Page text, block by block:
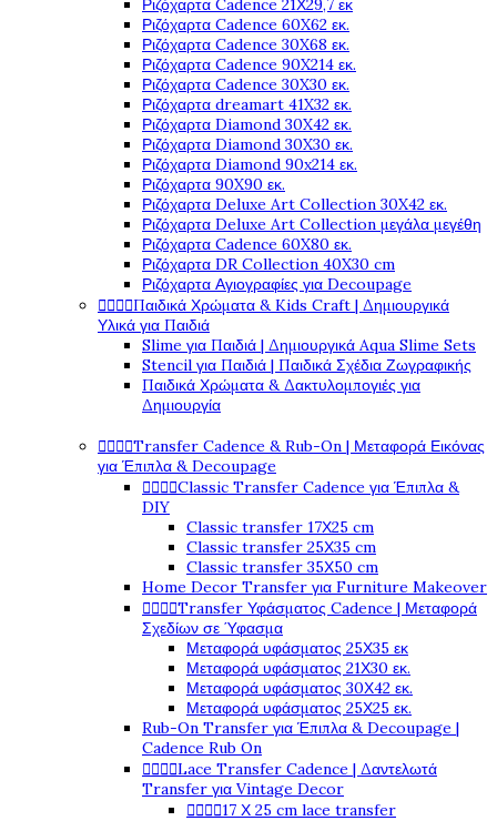
Ριζόχαρτα Cadence 21Χ29,7 εκ
Ριζόχαρτα Cadence 60X62 εκ.
Ριζόχαρτα Cadence 30X68 εκ.
Ριζόχαρτα Cadence 90X214 εκ.
Ριζόχαρτα Cadence 30X30 εκ.
Ριζόχαρτα dreamart 41X32 εκ.
Ριζόχαρτα Diamond 30X42 εκ.
Ριζόχαρτα Diamond 30X30 εκ.
Ριζόχαρτα Diamond 90x214 εκ.
Ριζόχαρτα 90X90 εκ.
Ριζόχαρτα Deluxe Art Collection 30X42 εκ.
Ριζόχαρτα Deluxe Art Collection μεγάλα μεγέθη
Ριζόχαρτα Cadence 60X80 εκ.
Ριζόχαρτα DR Collection 40X30 cm
Ριζόχαρτα Αγιογραφίες για Decoupage
   Παιδικά Χρώματα & Kids Craft | Δημιουργικά
Υλικά για Παιδιά
Slime για Παιδιά | Δημιουργικά Aqua Slime Sets
Stencil για Παιδιά | Παιδικά Σχέδια Ζωγραφικής
Παιδικά Χρώματα & Δακτυλομπογιές για
Δημιουργία
   Transfer Cadence & Rub-On | Μεταφορά Εικόνας
για Έπιπλα & Decoupage
   Classic Transfer Cadence για Έπιπλα &
DIY
Classic transfer 17Χ25 cm
Classic transfer 25Χ35 cm
Classic transfer 35Χ50 cm
Home Decor Transfer για Furniture Makeover
   Transfer Υφάσματος Cadence | Μεταφορά
Σχεδίων σε Ύφασμα
Μεταφορά υφάσματος 25Χ35 εκ
Μεταφορά υφάσματος 21Χ30 εκ.
Μεταφορά υφάσματος 30Χ42 εκ.
Μεταφορά υφάσματος 25Χ25 εκ.
Rub-On Transfer για Έπιπλα & Decoupage |
Cadence Rub On
   Lace Transfer Cadence | Δαντελωτά
Transfer για Vintage Decor
   17 Χ 25 cm lace transfer